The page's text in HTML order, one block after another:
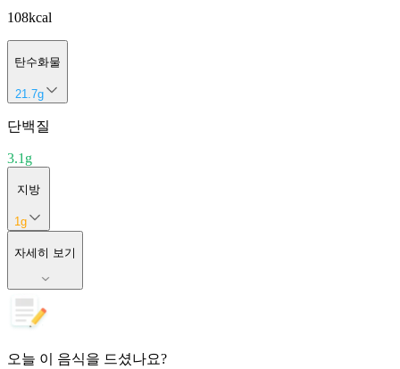
108kcal
탄수화물
21.7g
단백질
3.1 g
지방
1 g
자세히 보기
오늘 이 음식을 드셨나요?